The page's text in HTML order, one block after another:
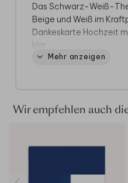
Das Schwarz-Weiß-
Beige und Weiß im
Dankeskarte Hochzeit
klar.
Ihr gestaltet Namen,
Fotos selbst. So
gestalten, die eure
persönliche Bedeutung
Für Papier, Format und
Mehr anzeigen
Wir empfehlen auch